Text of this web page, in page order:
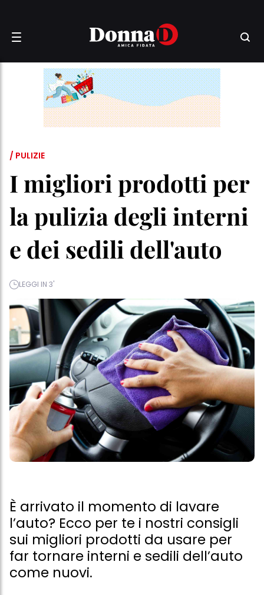
/ PULIZIE
I migliori prodotti per
la pulizia degli interni
e dei sedili dell'auto
LEGGI IN 3'
È arrivato il momento di lavare
l’auto? Ecco per te i nostri consigli
sui migliori prodotti da usare per
far tornare interni e sedili dell’auto
come nuovi.